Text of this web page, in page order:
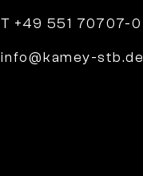
T +49 551 70707-0
info@kamey-stb.de